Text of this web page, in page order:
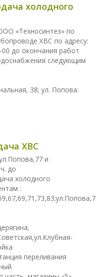
холодного
«Техносинтез» по
ХВС по адресу:
00 до окончания работ
следующим
38; ул. Попова:
ХВС
и
до
холодного
:
переливания